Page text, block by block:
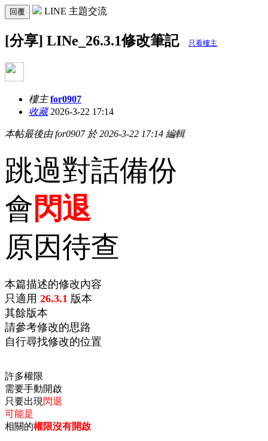
回覆 LINE 主題交流
[分享] LINe_26.3.1修改筆記 只看樓主
樓主 for0907
收藏2026-3-22 17:14
本帖最後由 for0907 於 2026-3-22 17:14 編輯
跳過對話備份
會閃退
原因待查
本篇描述的修改內容
只適用 26.3.1 版本
其餘版本
請參考修改的思路
自行尋找修改的位置
許多權限
需要手動開啟
只要出現 閃退
可能是
相關的權限沒有開啟